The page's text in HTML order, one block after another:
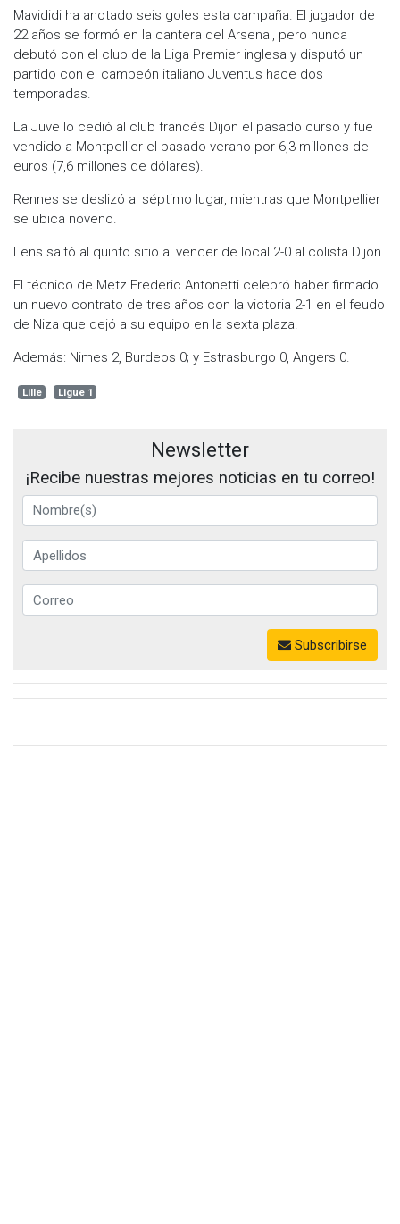
Mavididi ha anotado seis goles esta campaña. El jugador de
22 años se formó en la cantera del Arsenal, pero nunca
debutó con el club de la Liga Premier inglesa y disputó un
partido con el campeón italiano Juventus hace dos
temporadas.
La Juve lo cedió al club francés Dijon el pasado curso y fue
vendido a Montpellier el pasado verano por 6,3 millones de
euros (7,6 millones de dólares).
Rennes se deslizó al séptimo lugar, mientras que Montpellier
se ubica noveno.
Lens saltó al quinto sitio al vencer de local 2-0 al colista Dijon.
El técnico de Metz Frederic Antonetti celebró haber firmado
un nuevo contrato de tres años con la victoria 2-1 en el feudo
de Niza que dejó a su equipo en la sexta plaza.
Además: Nimes 2, Burdeos 0; y Estrasburgo 0, Angers 0.
Lille Ligue 1
Newsletter
¡Recibe nuestras mejores noticias en tu correo!
Subscribirse